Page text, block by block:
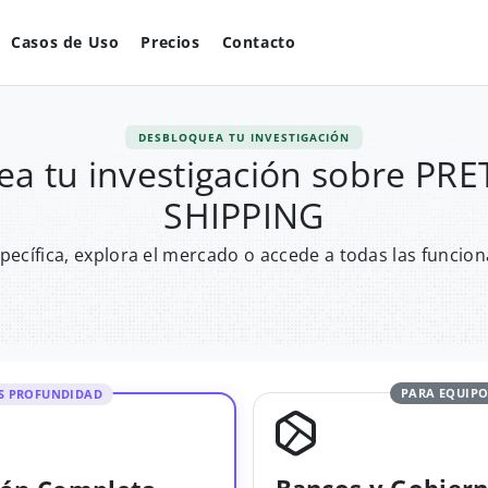
Casos de Uso Precios Contacto
DESBLOQUEA TU INVESTIGACIÓN
tu investigación sobre
SHIPPING
explora el mercado o accede a todas las
PROFUNDIDAD PARA